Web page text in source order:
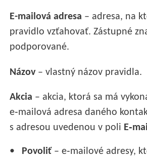
E-mailová adresa – adresa, na
pravidlo vzťahovať. Zástupné
podporované.
Názov– vlastný názov pravidla.
Akcia – akcia, ktorá sa má
e‑mailová adresa daného
s adresou uvedenou v poli
Povoliť – e‑mailové adresy,